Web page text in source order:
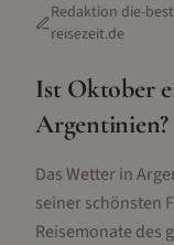
Redaktion die-
reisezeit.de
Ist Oktober
Argentinien?
Das Wetter in
seiner schönsten
Reisemonate des